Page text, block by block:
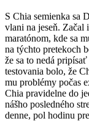
S Chia semienka
vlani na jeseň. Začal
maratónom, kde sa
na týchto pretekoch
že sa to nedá
testovania bolo, že
mu problémy počas
Chia pravidelne do
nášho posledného
denne, pol hodinu